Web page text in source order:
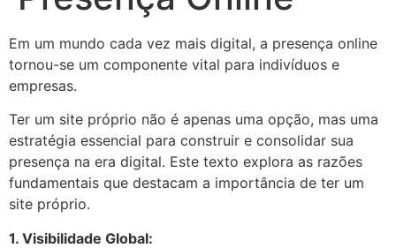
Em um mundo cada vez mais digital, a presença online
tornou-se um componente vital para indivíduos e
empresas.
Ter um site próprio não é apenas uma opção, mas uma
estratégia essencial para construir e consolidar sua
presença na era digital. Este texto explora as razões
fundamentais que destacam a importância de ter um
site próprio.
1. Visibilidade Global: